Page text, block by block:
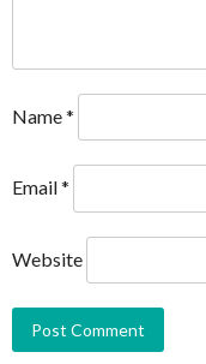
Name*
Email*
Website